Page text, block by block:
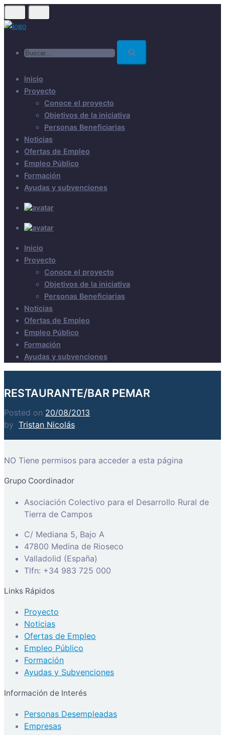
Skip
to
Inicio
Proyecto
Conoce el proyecto
Objetivos de la iniciativa
Personas Beneficiarias
Noticias
Ofertas de Empleo
Empleo Público
Formación
Ayudas y subvenciones
Inicio
Proyecto
Conoce el proyecto
Objetivos de la iniciativa
Personas Beneficiarias
Noticias
Ofertas de Empleo
Empleo Público
Formación
Ayudas y subvenciones
RESTAURANTE/BAR PEMAR
Posted on 20/08/2013
by Tristan Nicolás
NO Tiene permisos para acceder a esta página
Grupo Coordinador
Asociación Colectivo para el Desarrollo Rural de
Tierra de Campos
C/ Mediana 5, Bajo A
47800 Medina de Rioseco
Valladolid (España)
Tlfn: +34 983 725 000
Links Rápidos
Proyecto
Noticias
Ofertas de Empleo
Empleo Público
Formación
Ayudas y Subvenciones
Información de Interés
Personas Desempleadas
Empresas